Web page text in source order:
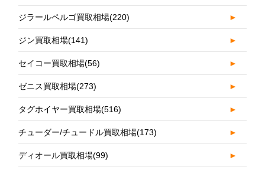
ジラールペルゴ買取相場(220) ►
ジン買取相場(141) ►
セイコー買取相場(56) ►
ゼニス買取相場(273) ►
タグホイヤー買取相場(516) ►
チューダー/チュードル買取相場(173) ►
ディオール買取相場(99) ►